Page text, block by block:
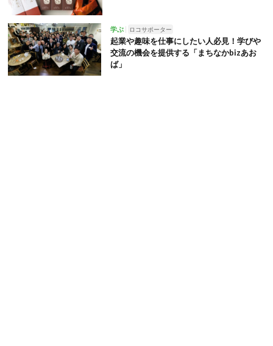
学ぶ ロコサポーター
起業や趣味を仕事にしたい人必見！学びや
交流の機会を提供する「まちなかbizあお
ば」